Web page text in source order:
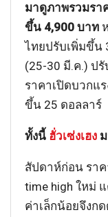
มาดูภาพรวมรา
ขึ้น 4,900 บาท
ไทยปรับเพิ่มขึ้น
(25-30 มี.ค.) ป
ราคาเปิดบวกแ
ขึ้น 25 ดอลลาร์
ทั้งนี้ ฮั่วเซ่งเฮง
สัปดาห์ก่อน รา
time high ใหม่
ค่าเล็กน้อยจึงก